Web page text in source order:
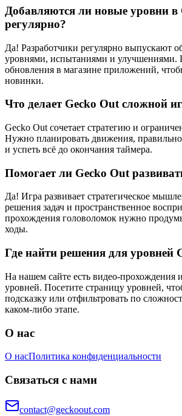
Добавляются ли новые уровни в
регулярно?
Да! Разработчики регулярно выпускают
уровнями, испытаниями и улучшениями.
обновления в магазине приложений,
новинки.
Что делает Gecko Out сложной
Gecko Out сочетает стратегию и
Нужно планировать движения, правильно
и успеть всё до окончания таймера.
Помогает ли Gecko Out
Да! Игра развивает стратегическое
решения задач и пространственное
прохождения головоломок нужно
ходы.
Где найти решения для уровней
На нашем сайте есть видео-прохождения
уровней. Посетите страницу уровней,
подсказку или отфильтровать по
каком-либо этапе.
О нас
О насПолитика конфиденциальности
Связаться с нами
contact@geckoout.com